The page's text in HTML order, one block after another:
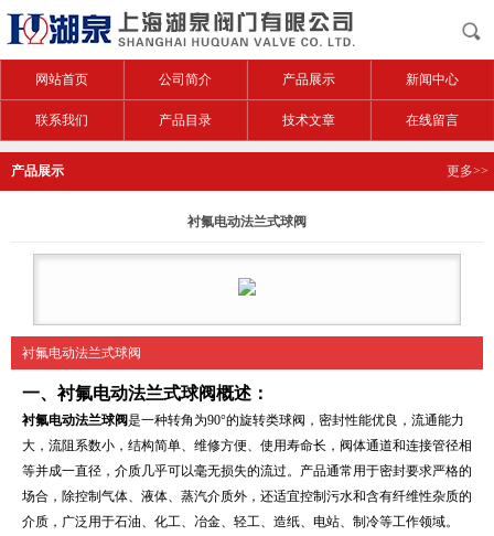
网站首页 公司简介 产品展示 新闻中心
联系我们 产品目录 技术文章 在线留言
产品展示 更多>>
衬氟电动法兰式球阀
衬氟电动法兰式球阀
一、 衬氟电动法兰式球阀概述：
衬氟电动法兰球阀是一种转角为90°的旋转类球阀，密封性能优良，流通能力
大，流阻系数小，结构简单、维修方便、使用寿命长，阀体通道和连接管径相
等并成一直径，介质几乎可以毫无损失的流过。产品通常用于密封要求严格的
场合，除控制气体、液体、蒸汽介质外，还适宜控制污水和含有纤维性杂质的
介质，广泛用于石油、化工、冶金、轻工、造纸、电站、制冷等工作领域。